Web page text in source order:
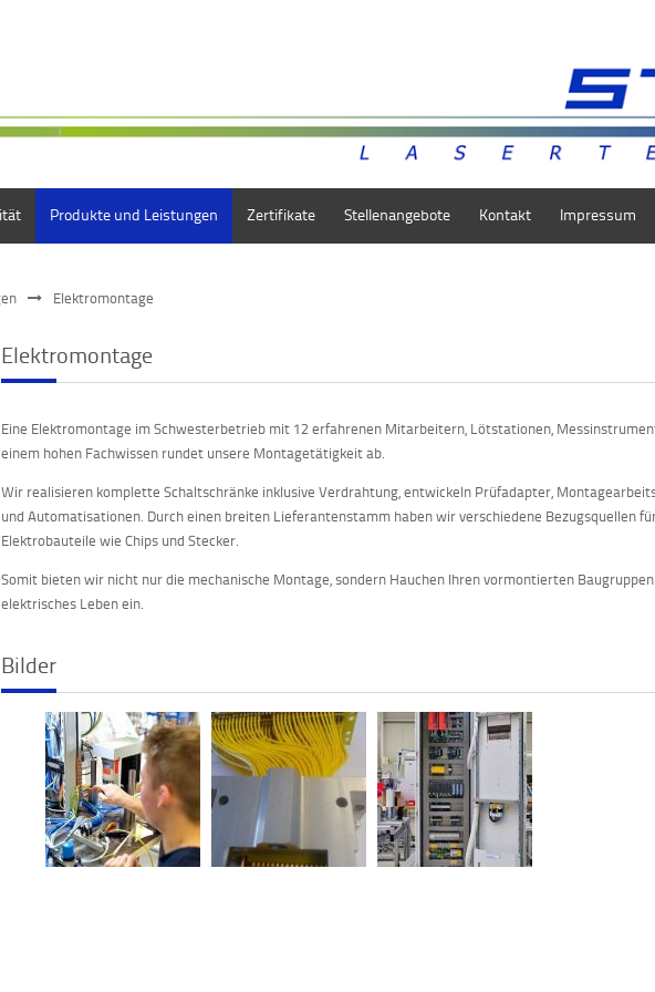
Produkte und Leistungen Zertifikate Stellenangebote Kontakt Impressum
Elektromontage
Elektromontage
Eine Elektromontage im Schwesterbetrieb mit 12 erfahrenen Mitarbeitern, Lötstationen,
einem hohen Fachwissen rundet unsere Montagetätigkeit ab.
Wir realisieren komplette Schaltschränke inklusive Verdrahtung, entwickeln Prüfadapter,
und Automatisationen. Durch einen breiten Lieferantenstamm haben wir verschiedene Bezugsquellen
Elektrobauteile wie Chips und Stecker.
Somit bieten wir nicht nur die mechanische Montage, sondern Hauchen Ihren vormontierten Baugruppen
elektrisches Leben ein.
Bilder